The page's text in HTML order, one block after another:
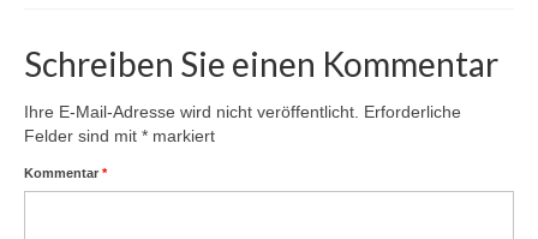
Schreiben Sie einen Kommentar
Ihre E-Mail-Adresse wird nicht veröffentlicht. Erforderliche
Felder sind mit * markiert
Kommentar *